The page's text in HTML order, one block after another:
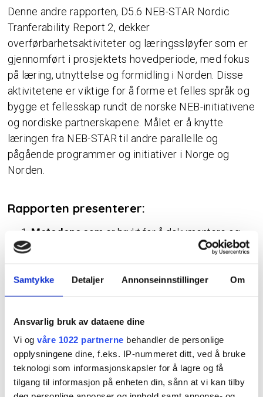
Samtykke Detaljer Annonseinnstillinger Om
Ansvarlig bruk av dataene dine
Vi og våre 1022 partnerne behandler de personlige
opplysningene dine, f.eks. IP-nummeret ditt, ved å bruke
teknologi som informasjonskapsler for å lagre og få
tilgang til informasjon på enheten din, sånn at vi kan tilby
Denne andre rapporten, D5.6 NEB-STAR Nordic
Tranferability Report 2, dekker
overførbarhetsaktiviteter og læringssløyfer som er
gjennomført i prosjektets hovedperiode, med fokus
på læring, utnyttelse og formidling i Norden. Disse
aktivitetene er viktige for å forme et felles språk og
bygge et fellesskap rundt de norske NEB-initiativene
og nordiske partnerskapene. Målet er å knytte
læringen fra NEB-STAR til andre parallelle og
pågående programmer og initiativer i Norge og
Norden.
Rapporten presenterer:
Metodene som er brukt for å dokumentere og
oversette innsikt fra prosjektet gjennom
hovedperioden.
En rekke Stavanger-baserte
læringsworkshoper, som danner grunnlaget for
Eksterne norske og nordiske
overførbarhetsaktivitetergjennom hele
perioden. Aktivitetene er basert på målgrupper,
fokus og metodisk rammeverk beskrevet i
Transferability report 1